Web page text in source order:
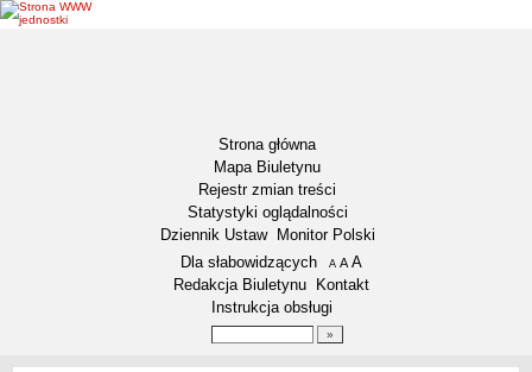
Strona główna
Mapa Biuletynu
Rejestr zmian treści
Statystyki oglądalności
Dziennik Ustaw
Monitor Polski
Menu dodatkowe
Dla słabowidzących A pomniejsz czcionkę
A standardowy rozmiar czcionki
A
Redakcja Biuletynu
Kontakt
Instrukcja obsługi